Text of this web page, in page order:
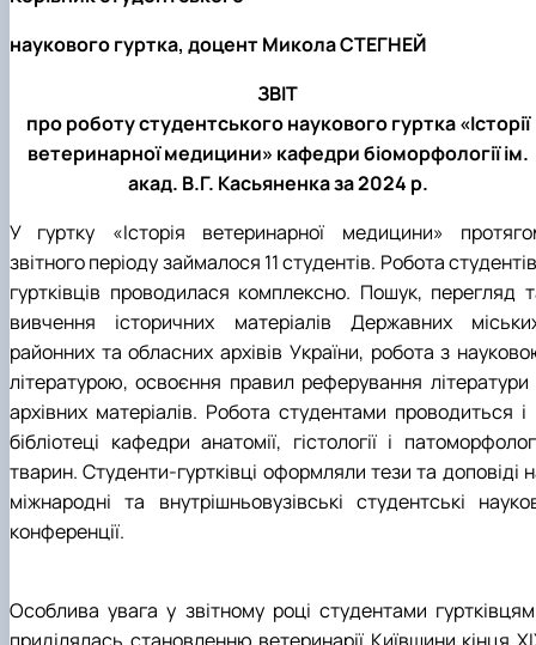
наукового гуртка, доцент Микола СТЕГНЕЙ
ЗВІТ
про роботу студентського наукового гуртка «Історії
ветеринарної медицини» кафедри біоморфології ім.
акад. В.Г. Касьяненка за 2024 р.
У гуртку «Історія ветеринарної медицини»
звітного періоду займалося 11 студентів. Робота
гуртківців проводилася комплексно. Пошук, перегляд
вивчення історичних матеріалів Державних
районних та обласних архівів України, робота з
літературою, освоєння правил реферування літератури
архівних матеріалів. Робота студентами проводиться і
бібліотеці кафедри анатомії, гістології і
тварин. Студенти-гуртківці оформляли тези та доповіді
міжнародні та внутрішньовузівські студентські
конференції.
Особлива увага у звітному році студентами